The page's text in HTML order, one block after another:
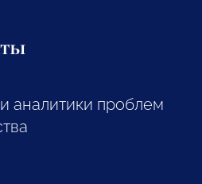
аналитики проблем